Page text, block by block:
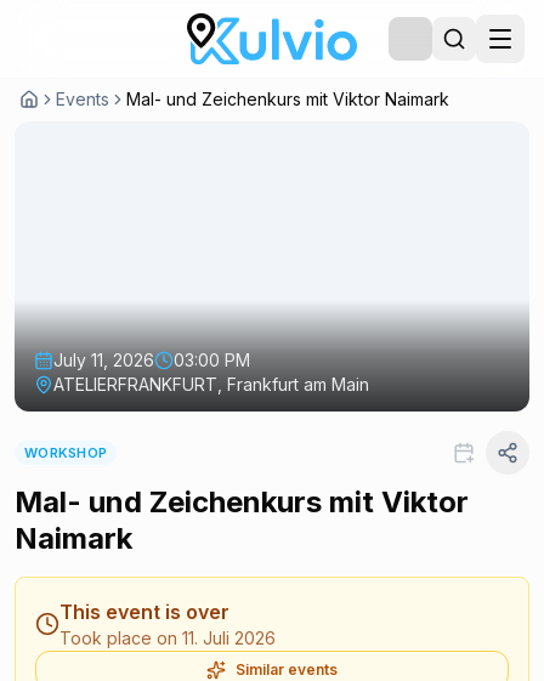
Events Mal- und Zeichenkurs mit Viktor Naimark
July 11, 2026
03:00 PM
ATELIERFRANKFURT, Frankfurt am Main
WORKSHOP
Mal- und Zeichenkurs mit Viktor
Naimark
This event is over
Took place on 11. Juli 2026
Similar events